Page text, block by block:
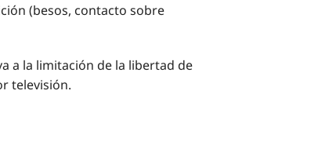
(besos, contacto sobre
a la limitación de la libertad de
televisión.